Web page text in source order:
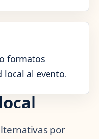
formatos
local al evento.
por